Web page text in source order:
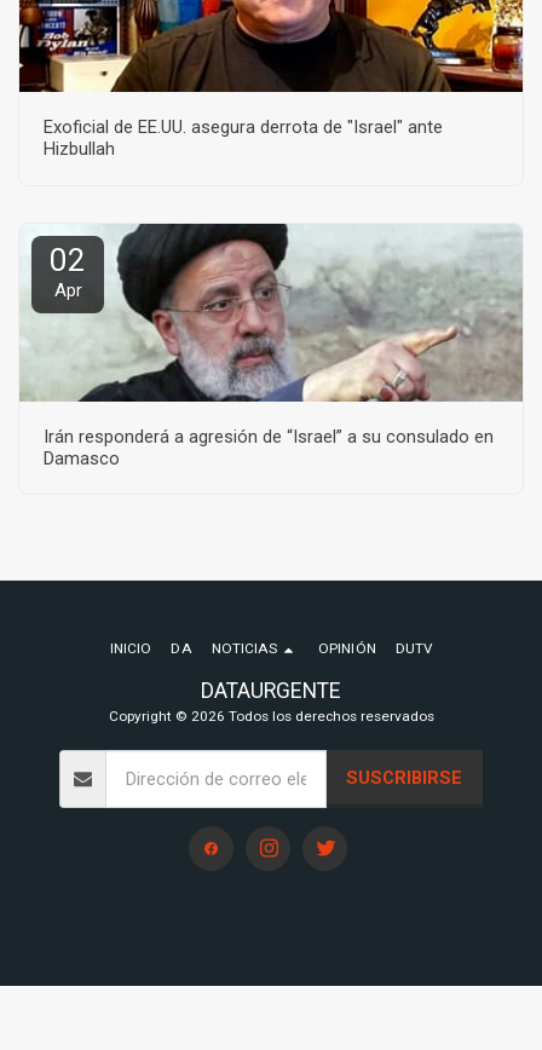
Exoficial de EE.UU. asegura derrota de "Israel" ante
Hizbullah
02
Apr
Irán responderá a agresión de “Israel” a su consulado en
Damasco
DATAURGENTE
Copyright © 2026 Todos los derechos reservados
INICIO DA NOTICIAS OPINIÓN DUTV
SUSCRIBIRSE